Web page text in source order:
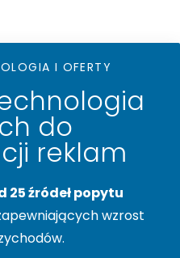
I OFERTY
do
reklam
25 źródeł popytu
wzrost